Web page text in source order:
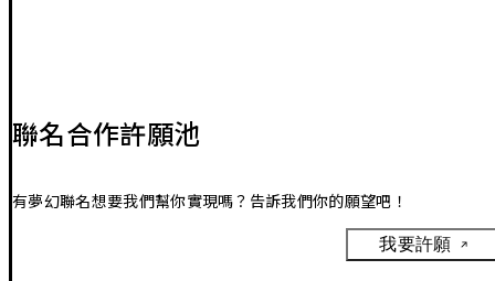
聯名合作許願池
有夢幻聯名想要我們幫你實現嗎？告訴我們你的願望吧！
我要許願